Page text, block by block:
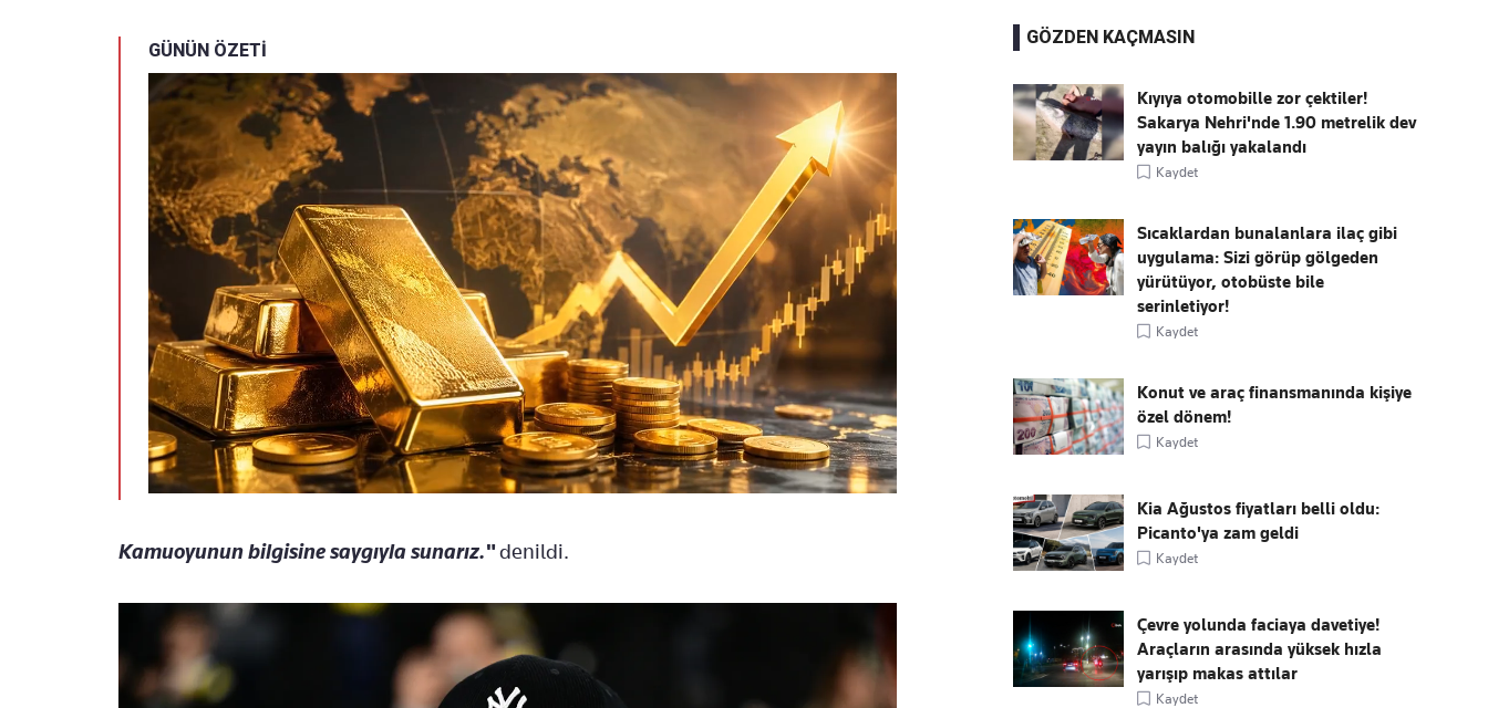
GÜNÜN ÖZETİ
Kamuoyunun bilgisine saygıyla sunarız."denildi.
GÖZDEN KAÇMASIN
Kıyıya otomobille zor çektiler!
Sakarya Nehri'nde 1.90 metrelik dev
yayın balığı yakalandı
Kaydet
Sıcaklardan bunalanlara ilaç gibi
uygulama: Sizi görüp gölgeden
yürütüyor, otobüste bile
serinletiyor!
Kaydet
Konut ve araç finansmanında kişiye
özel dönem!
Kaydet
Kia Ağustos fiyatları belli oldu:
Picanto'ya zam geldi
Kaydet
Çevre yolunda faciaya davetiye!
Araçların arasında yüksek hızla
yarışıp makas attılar
Kaydet